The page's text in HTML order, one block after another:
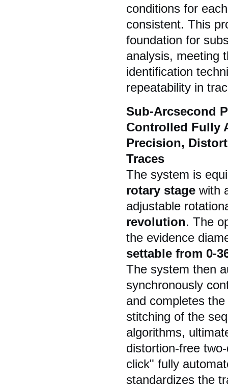
conditions for
consistent. This
foundation for
analysis, meeting
identification
repeatability in
Sub-Arcsecond
Controlled Fully
Precision,
Traces
The system is
rotary stage with
adjustable
revolution. The
the evidence
settable from 0-
The system then
synchronously
and completes
stitching of the
algorithms,
distortion-free
click" fully
standardizes the